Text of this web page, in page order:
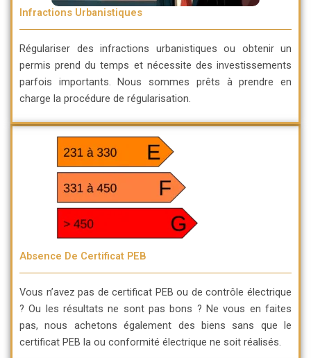
Absence De Certificat PEB
Vous n’avez pas de certificat PEB ou de contrôle électrique
? Ou les résultats ne sont pas bons ? Ne vous en faites
pas, nous achetons également des biens sans que le
certificat PEB la ou conformité électrique ne soit réalisés.
Infractions Urbanistiques
Régulariser des infractions urbanistiques ou obtenir un
permis prend du temps et nécessite des investissements
parfois importants. Nous sommes prêts à prendre en
charge la procédure de régularisation.